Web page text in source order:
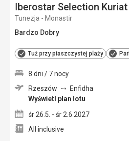
Iberostar Selection
Tunezja - Monastir
Bardzo Dobry
Tuż przy piaszczystej plaży
8 dni / 7 nocy
Rzeszów
Enfidha
Wyświetl plan lotu
śr 26.5. - śr 2.6.2027
All inclusive